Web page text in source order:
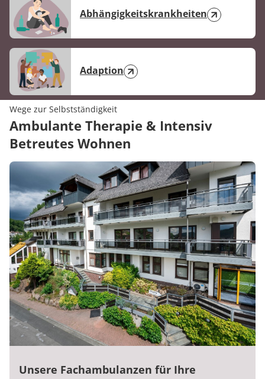
Abhängigkeitskrankheiten
Adaption
Wege zur Selbstständigkeit
Ambulante Therapie & Intensiv
Betreutes Wohnen
Unsere Fachambulanzen für Ihre